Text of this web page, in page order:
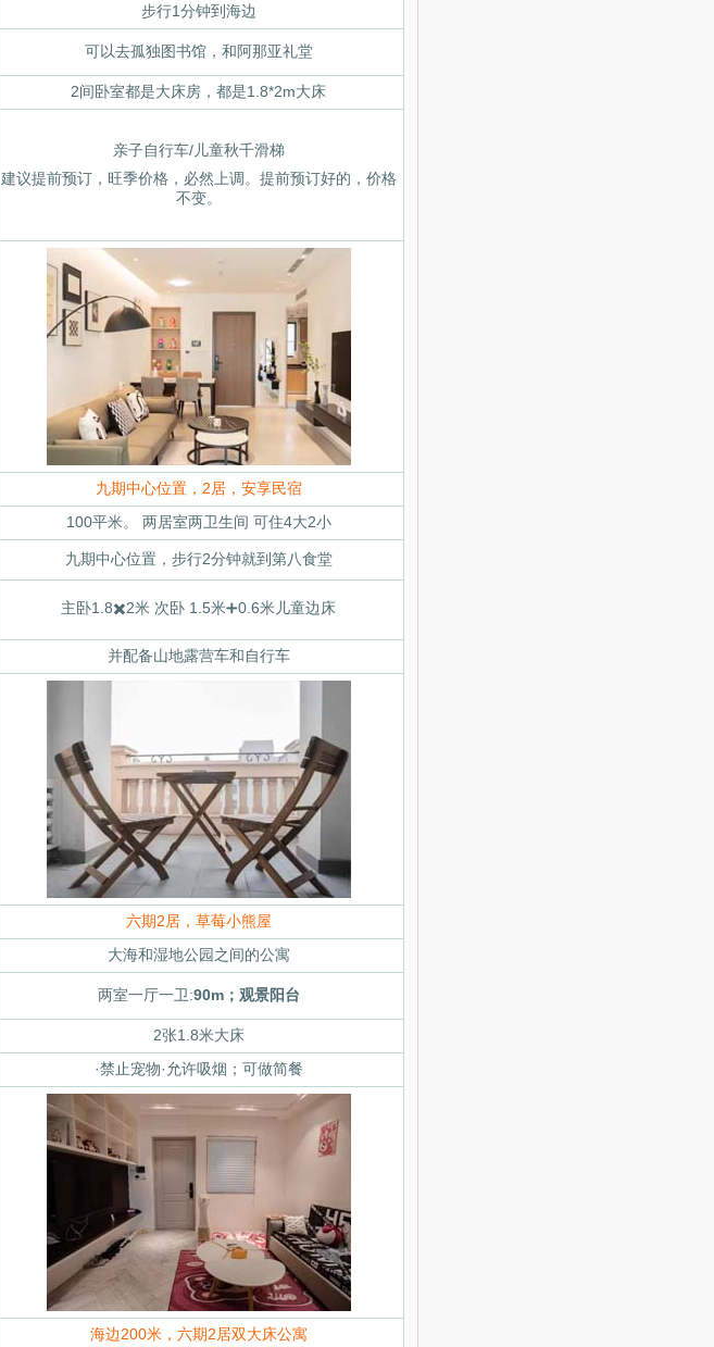
步行1分钟到海边
可以去孤独图书馆，和阿那亚礼堂
2间卧室都是大床房，都是1.8*2m大床
亲子自行车/儿童秋千滑梯
建议提前预订，旺季价格，必然上调。提前预订好的，价格
不变。
九期中心位置，2居，安享民宿
100平米。 两居室两卫生间 可住4大2小
九期中心位置，步行2分钟就到第八食堂
主卧1.8✖️2米 次卧 1.5米➕0.6米儿童边床
并配备山地露营车和自行车
六期2居，草莓小熊屋
大海和湿地公园之间的公寓
两室一厅一卫:90m；观景阳台
2张1.8米大床
·禁止宠物·允许吸烟；可做简餐
海边200米，六期2居双大床公寓